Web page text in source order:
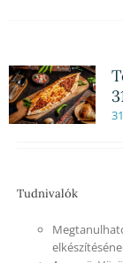
Tudnivalók